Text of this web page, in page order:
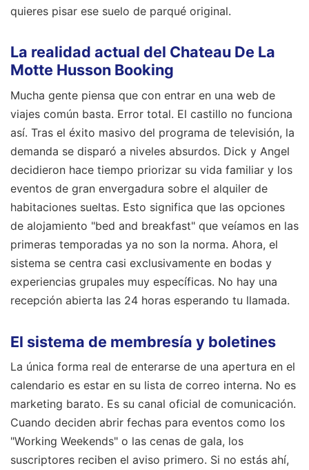
quieres pisar ese suelo de parqué original.
La realidad actual del Chateau De La
Motte Husson Booking
Mucha gente piensa que con entrar en una web de
viajes común basta. Error total. El castillo no funciona
así. Tras el éxito masivo del programa de televisión, la
demanda se disparó a niveles absurdos. Dick y Angel
decidieron hace tiempo priorizar su vida familiar y los
eventos de gran envergadura sobre el alquiler de
habitaciones sueltas. Esto significa que las opciones
de alojamiento "bed and breakfast" que veíamos en las
primeras temporadas ya no son la norma. Ahora, el
sistema se centra casi exclusivamente en bodas y
experiencias grupales muy específicas. No hay una
recepción abierta las 24 horas esperando tu llamada.
El sistema de membresía y boletines
La única forma real de enterarse de una apertura en el
calendario es estar en su lista de correo interna. No es
marketing barato. Es su canal oficial de comunicación.
Cuando deciden abrir fechas para eventos como los
"Working Weekends" o las cenas de gala, los
suscriptores reciben el aviso primero. Si no estás ahí,